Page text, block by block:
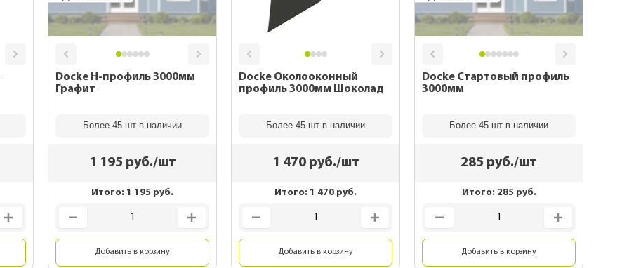
Docke Н-профиль 3000мм
Графит
Более 45 шт в наличии
1 195 руб./шт
Итого: 1 195 руб.
Добавить в корзину
Docke Околооконный
профиль 3000мм Шоколад
Более 45 шт в наличии
1 470руб./шт
Итого: 1 470 руб.
Добавить в корзину
Docke Стартовый профиль
3000мм
Более 45 шт в наличии
285 руб./шт
Итого: 285руб.
Добавить в корзину